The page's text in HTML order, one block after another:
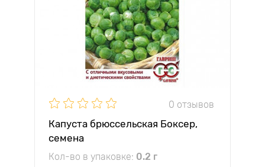
0 отзывов
Капуста брюссельская Боксер,
семена
Кол-во в упаковке: 0.2 г